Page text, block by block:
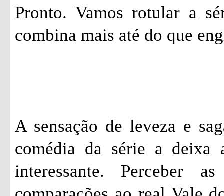
Pronto. Vamos rotular a
combina mais até do que
A sensação de leveza e
comédia da série a deixa
interessante. Perceber